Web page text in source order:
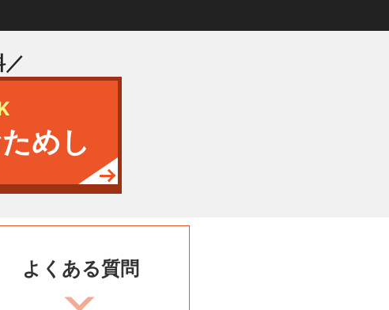
／
めし
よくある質問